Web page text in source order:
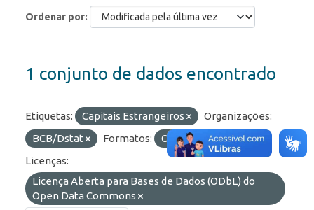
Ordenar por
1 conjunto de dados encontrado
Etiquetas: Capitais Estrangeiros
Organizações:
BCB/Dstat
Formatos: OData
API
Licenças:
Licença Aberta para Bases de Dados (ODbL) do
Open Data Commons